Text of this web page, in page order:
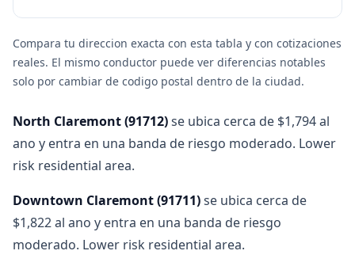
Compara tu direccion exacta con esta tabla y con cotizaciones
reales. El mismo conductor puede ver diferencias notables
solo por cambiar de codigo postal dentro de la ciudad.
North Claremont(91712)se ubica cerca de $1,794 al
ano y entra en una banda de riesgo moderado. Lower
risk residential area.
Downtown Claremont(91711)se ubica cerca de
$1,822 al ano y entra en una banda de riesgo
moderado. Lower risk residential area.